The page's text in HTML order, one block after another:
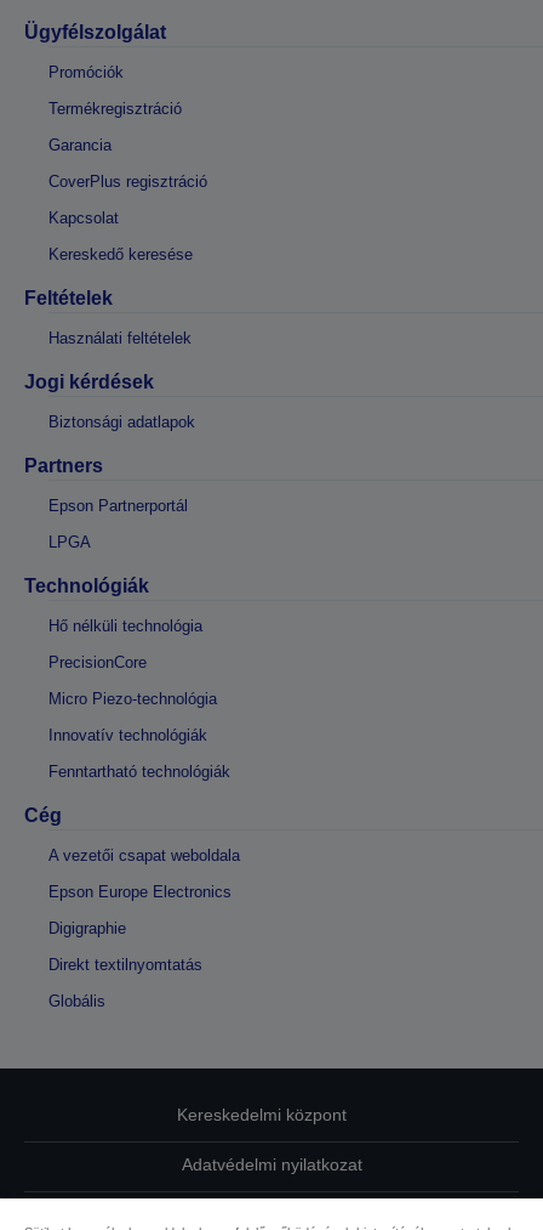
Ügyfélszolgálat
Promóciók
Termékregisztráció
Garancia
CoverPlus regisztráció
Kapcsolat
Kereskedő keresése
Feltételek
Használati feltételek
Jogi kérdések
Biztonsági adatlapok
Partners
Epson Partnerportál
LPGA
Technológiák
Hő nélküli technológia
PrecisionCore
Micro Piezo-technológia
Innovatív technológiák
Fenntartható technológiák
Cég
A vezetői csapat weboldala
Epson Europe Electronics
Digigraphie
Direkt textilnyomtatás
Globális
Kereskedelmi központ
Adatvédelmi nyilatkozat